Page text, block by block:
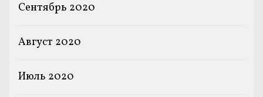
Сентябрь 2020
Август 2020
Июль 2020